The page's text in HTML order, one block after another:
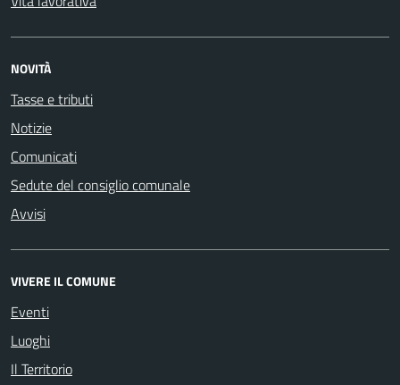
NOVITÀ
Tasse e tributi
Notizie
Comunicati
Sedute del consiglio comunale
Avvisi
VIVERE IL COMUNE
Eventi
Luoghi
Il Territorio